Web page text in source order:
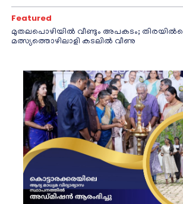
Featured
മുതലപൊഴിയിൽ വീണ്ടും അപകടം;
മത്സ്യത്തൊഴിലാളി കടലിൽ വീണു